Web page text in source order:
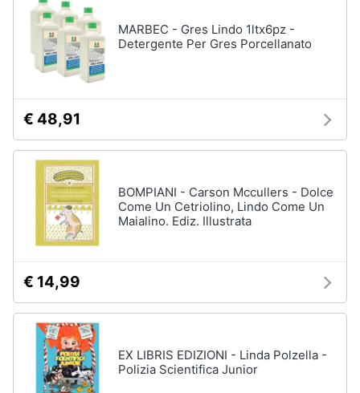
MARBEC - Gres Lindo 1ltx6pz -
Detergente Per Gres Porcellanato
€ 48,91
BOMPIANI - Carson Mccullers - Dolce
Come Un Cetriolino, Lindo Come Un
Maialino. Ediz. Illustrata
€ 14,99
EX LIBRIS EDIZIONI - Linda Polzella -
Polizia Scientifica Junior